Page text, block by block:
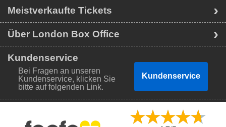
Meistverkaufte Tickets
Über London Box Office
Kundenservice
Bei Fragen an unseren
Kundenservice, klicken Sie
bitte auf folgenden Link.
Kundenservice